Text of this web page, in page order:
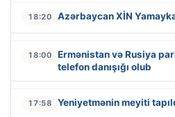
18:20 Azərbaycan XİN
18:00
Ermənistan və Rusiya
telefon danışığı olub
17:58 Yeniyetmənin meyiti